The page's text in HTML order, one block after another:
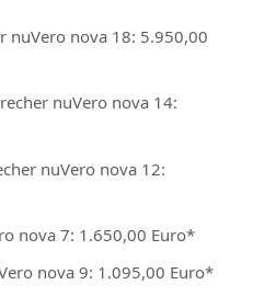
nuVero nova 18: 5.950,00
nuVero nova 14:
nuVero nova 12:
nova 7: 1.650,00 Euro*
nova 9: 1.095,00 Euro*